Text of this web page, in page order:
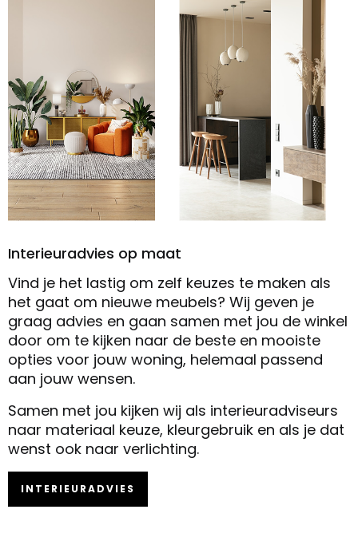
Interieuradvies op maat
Vind je het lastig om zelf keuzes te maken als
het gaat om nieuwe meubels? Wij geven je
graag advies en gaan samen met jou de winkel
door om te kijken naar de beste en mooiste
opties voor jouw woning, helemaal passend
aan jouw wensen.
Samen met jou kijken wij als interieuradviseurs
naar materiaal keuze, kleurgebruik en als je dat
wenst ook naar verlichting.
INTERIEURADVIES